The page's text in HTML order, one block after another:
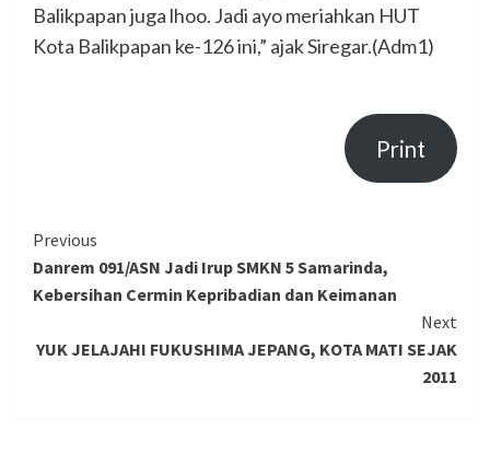
Balikpapan juga lhoo. Jadi ayo meriahkan HUT
Kota Balikpapan ke-126 ini,” ajak Siregar.(Adm1)
Print
Continue
Reading
Previous
Danrem 091/ASN Jadi Irup SMKN 5 Samarinda,
Kebersihan Cermin Kepribadian dan Keimanan
Next
YUK JELAJAHI FUKUSHIMA JEPANG, KOTA MATI SEJAK
2011